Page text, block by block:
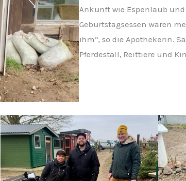
Ankunft wie Espenlaub
Geburtstagsessen waren
ihm“, so die Apothekerin.
Pferdestall, Reittiere und